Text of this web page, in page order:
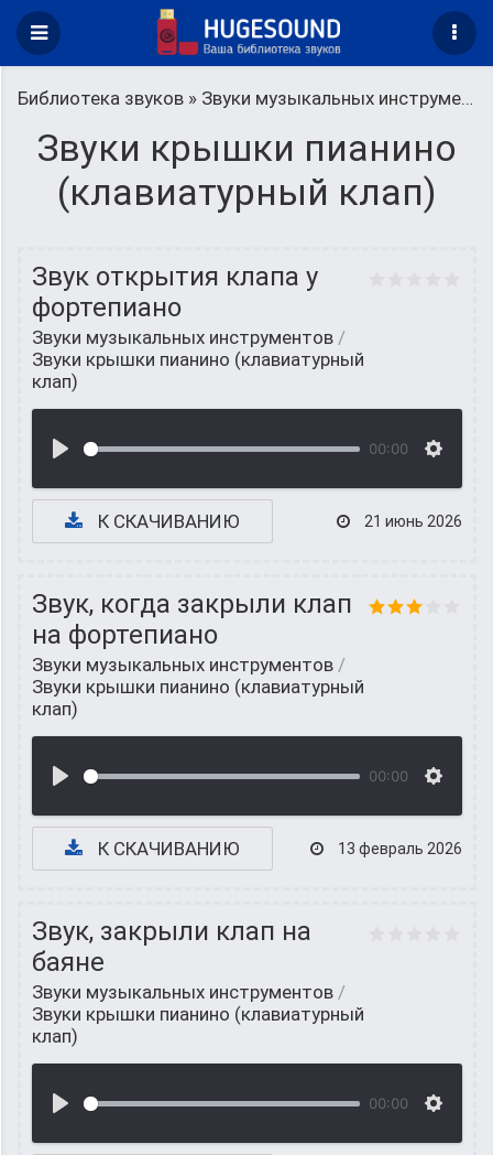
Библиотека звуков » Звуки музыкальных инструментов
Звуки крышки пианино
(клавиатурный клап)
Звук открытия клапа у
фортепиано
Звуки музыкальных инструментов /
Звуки крышки пианино (клавиатурный
клап)
00:00
К СКАЧИВАНИЮ 21 июнь 2026
Звук, когда закрыли клап
на фортепиано
Звуки музыкальных инструментов /
Звуки крышки пианино (клавиатурный
клап)
00:00
К СКАЧИВАНИЮ 13 февраль 2026
Звук, закрыли клап на
баяне
Звуки музыкальных инструментов /
Звуки крышки пианино (клавиатурный
клап)
00:00